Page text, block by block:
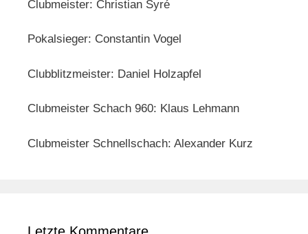
Clubmeister: Christian Syré
Pokalsieger: Constantin Vogel
Clubblitzmeister: Daniel Holzapfel
Clubmeister Schach 960: Klaus Lehmann
Clubmeister Schnellschach: Alexander Kurz